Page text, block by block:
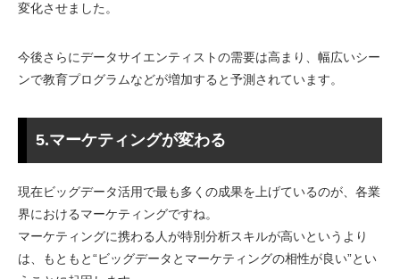
変化させました。
今後さらにデータサイエンティストの需要は高まり、幅広いシー
ンで教育プログラムなどが増加すると予測されています。
5.マーケティングが変わる
現在ビッグデータ活用で最も多くの成果を上げているのが、各業
界におけるマーケティングですね。
マーケティングに携わる人が特別分析スキルが高いというより
は、もともと“ビッグデータとマーケティングの相性が良い”とい